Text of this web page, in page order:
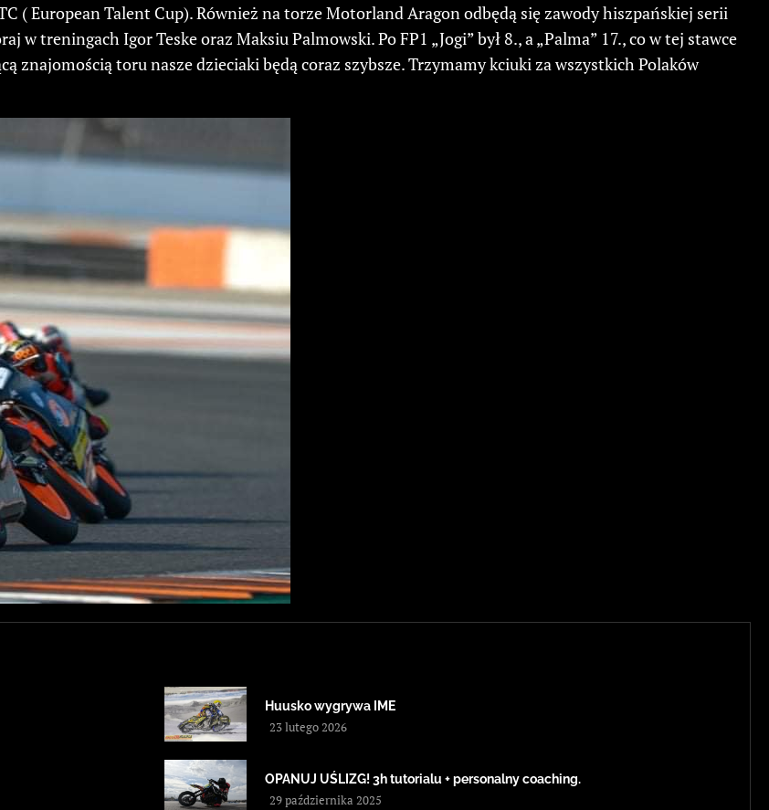
( European Talent Cup). Również na torze Motorland Aragon odbędą się zawody hiszpańskiej serii
w treningach Igor Teske oraz Maksiu Palmowski. Po FP1 „Jogi” był 8., a „Palma” 17., co w tej stawce
znajomością toru nasze dzieciaki będą coraz szybsze. Trzymamy kciuki za wszystkich Polaków
Huusko wygrywa IME
23 lutego 2026
OPANUJ UŚLIZG! 3h tutorialu + personalny coaching.
29 października 2025